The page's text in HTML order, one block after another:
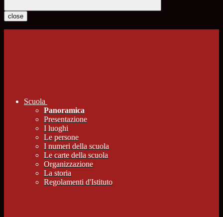
close
Scuola
Panoramica
Presentazione
I luoghi
Le persone
I numeri della scuola
Le carte della scuola
Organizzazione
La storia
Regolamenti d'Istituto